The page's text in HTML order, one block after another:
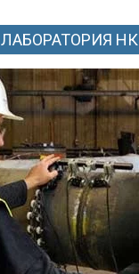
ЛАБОРАТОРИЯ НК